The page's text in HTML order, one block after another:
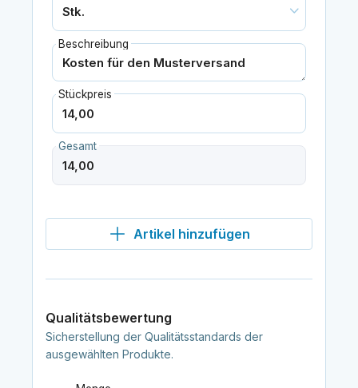
Beschreibung
Stückpreis
Gesamt
Artikel hinzufügen
Qualitätsbewertung
Sicherstellung der Qualitätsstandards der
ausgewählten Produkte.